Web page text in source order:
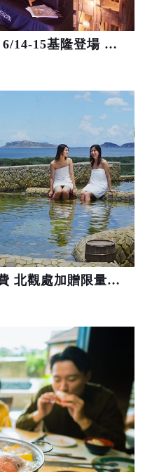
《吾夜Woo Love生活節》6/14-15基隆登場 用音樂、電影、占卜、脫口秀來感受愛
台灣觀巴／2人同行1人免費 北觀處加贈限量好禮